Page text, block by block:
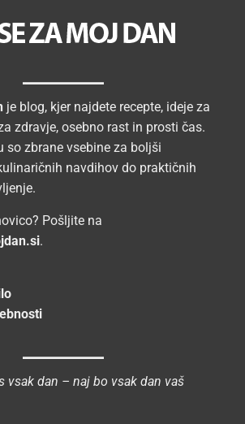
je blog, kjer najdete recepte, ideje za
zdravje, osebno rast in prosti čas.
so zbrane vsebine za boljši
navdihov do praktičnih
Pošljite na
.
vsak dan – naj bo vsak dan vaš